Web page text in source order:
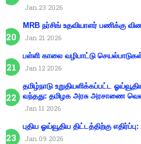
Jan 23 2026
MRB நர்சிங் உதவியாளர் பணிக்கு
Jan 21 2026
பள்ளி காலை வழிபாட்டு
Jan 12 2026
தமிழ்நாடு உறுதியளிக்கப்பட்ட
வந்தது: தமிழக அரசு அரசாணை
Jan 11 2026
புதிய ஓய்வூதிய திட்டத்திற்கு
Jan 09 2026